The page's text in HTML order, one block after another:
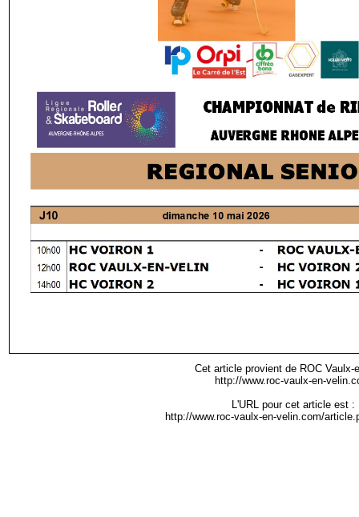
Cet article provient de ROC Vaulx-
http://www.roc-vaulx-en-
L'URL pour cet article est :
http://www.roc-vaulx-en-velin.com/